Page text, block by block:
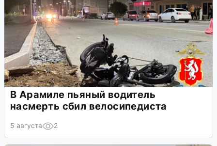
В Арамиле пьяный водитель
насмерть сбил велосипедиста
5 августа 2